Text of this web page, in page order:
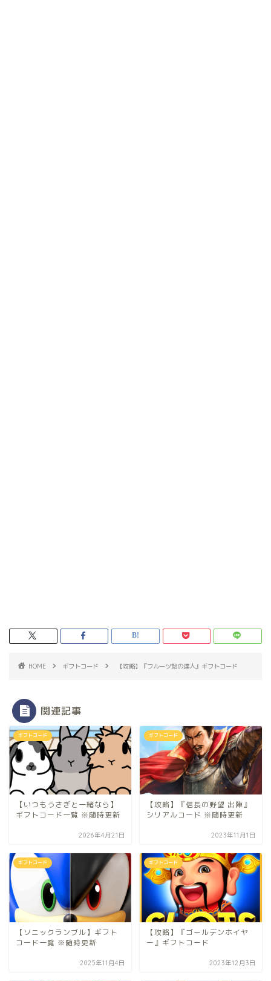
HOME ギフトコード 【攻略】『フルーツ飴の達人』ギフトコード
関連記事
ギフトコード
【いつもうさぎと一緒なら】
ギフトコード一覧 ※随時更新
2026年4月21日
ギフトコード
【攻略】『信長の野望 出陣』
シリアルコード ※随時更新
2023年11月1日
ギフトコード
【ソニックランブル】ギフト
コード一覧 ※随時更新
2025年11月4日
ギフトコード
【攻略】『ゴールデンホイヤ
ー』ギフトコード
2023年12月3日